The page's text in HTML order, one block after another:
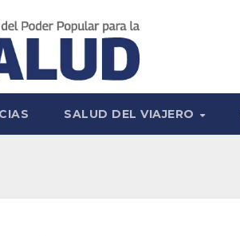
SALUD DEL VIAJERO